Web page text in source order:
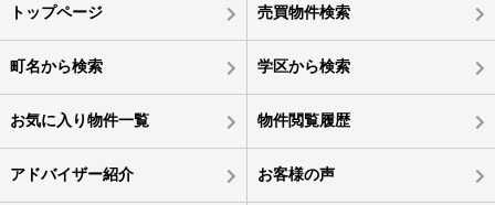
トップページ 売買物件検索
町名から検索 学区から検索
お気に入り物件一覧 物件閲覧履歴
アドバイザー紹介 お客様の声